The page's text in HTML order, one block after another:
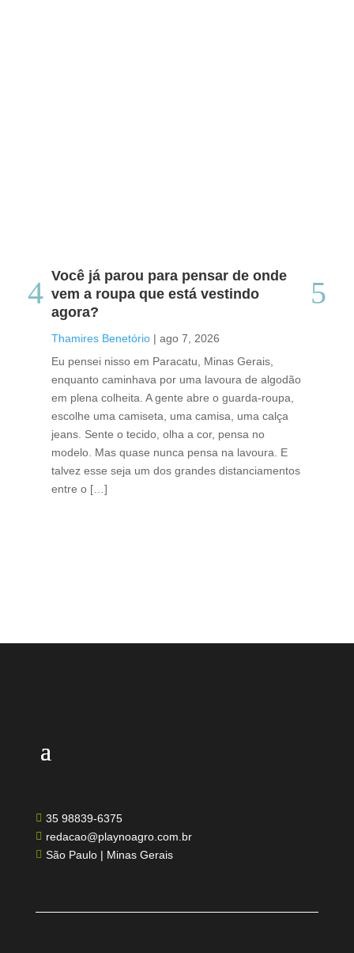
Você já parou para pensar de onde
vem a roupa que está vestindo
agora?
Thamires Benetório | ago 7, 2026
Eu pensei nisso em Paracatu, Minas Gerais,
enquanto caminhava por uma lavoura de algodão
em plena colheita. A gente abre o guarda-roupa,
escolhe uma camiseta, uma camisa, uma calça
jeans. Sente o tecido, olha a cor, pensa no
modelo. Mas quase nunca pensa na lavoura. E
talvez esse seja um dos grandes distanciamentos
entre o […]
 35 98839-6375
 redacao@playnoagro.com.br
 São Paulo | Minas Gerais